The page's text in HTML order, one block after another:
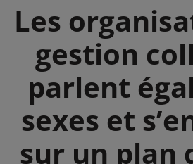
Les
gestion
parlent
sexes et
sur un plan